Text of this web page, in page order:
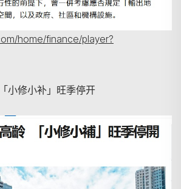
home/finance/player?
小修小补」旺季停开